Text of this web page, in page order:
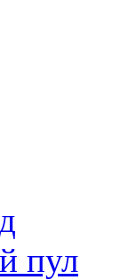
пул